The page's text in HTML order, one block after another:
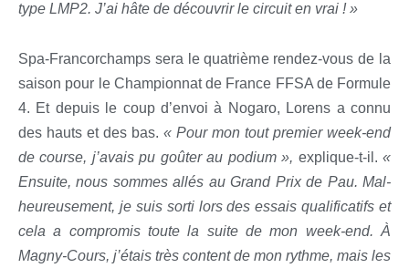
type LMP2. J’ai hâte de décou­vrir le cir­cuit en vrai ! »
Spa-Fran­cor­champs sera le qua­trième ren­dez-vous de la
sai­son pour le Cham­pion­nat de France FFSA de For­mule
4. Et depuis le coup d’envoi à Noga­ro, Lorens a connu
des hauts et des bas. « Pour mon tout pre­mier week-end
de course, j’avais pu goû­ter au podium », explique-t-il.«
Ensuite, nous sommes allés au Grand Prix de Pau. Mal­
heu­reu­se­ment, je suis sor­ti lors des essais qua­li­fi­ca­tifs et
cela a com­pro­mis toute la suite de mon week-end. À
Magny-Cours, j’étais très content de mon rythme, mais les